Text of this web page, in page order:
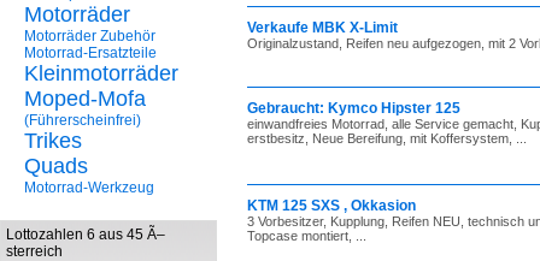
Motorräder
Motorräder Zubehör
Motorrad-Ersatzteile
Kleinmotorräder
Moped-Mofa
(Führerscheinfrei)
Trikes
Quads
Motorrad-Werkzeug
Lottozahlen 6 aus 45 Ã–
sterreich
Verkaufe MBK X-Limit
Originalzustand, Reifen neu aufgezogen, mit 2
Gebraucht: Kymco Hipster 125
einwandfreies Motorrad, alle Service gemacht,
erstbesitz, Neue Bereifung, mit Koffersystem, ...
KTM 125 SXS , Okkasion
3 Vorbesitzer, Kupplung, Reifen NEU, technisch
Topcase montiert, ...